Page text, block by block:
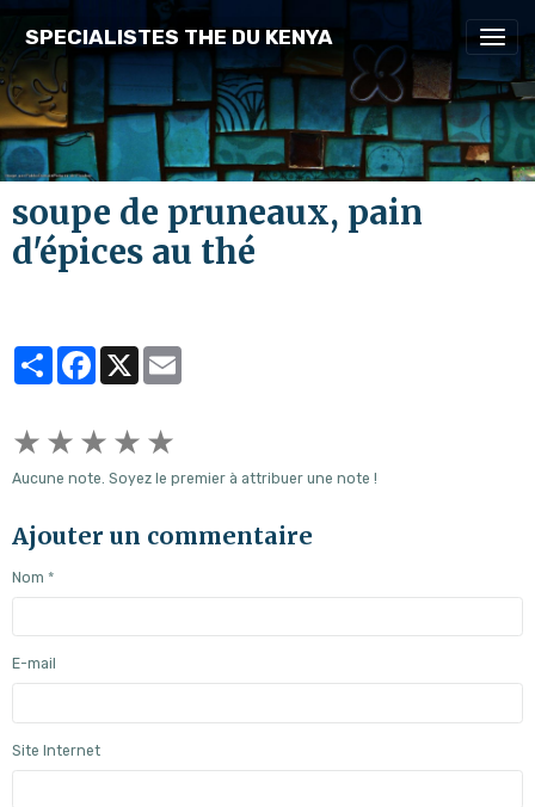
SPECIALISTES THE DU KENYA
soupe de pruneaux, pain
d'épices au thé
PartagerFacebook
X
★ ★ ★ ★ ★
Aucune note. Soyez le premier à attribuer une note !
Ajouter un commentaire
Nom
E-mail
Site Internet